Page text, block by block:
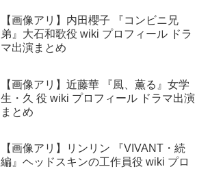
【画像アリ】内田櫻子 『コンビニ兄
弟』大石和歌役 wiki プロフィール ドラ
マ出演まとめ
【画像アリ】近藤華 『風、薫る』女学
生・久 役 wiki プロフィール ドラマ出演
まとめ
【画像アリ】リンリン 『VIVANT・続
編』ヘッドスキンの工作員役 wiki プロ